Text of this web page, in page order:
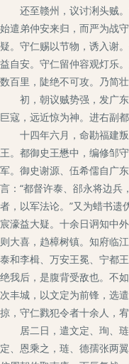
还至赣州，议讨浰头贼。
始遣弟仲安来归，而严为战
疑。守仁赐以节物，诱入谢
益自安。守仁留仲容观灯乐
数百里，陡绝不可攻。乃简
初，朝议贼势强，发广东
巨寇，远近惊为神。进右副
十四年六月，命勘福建叛
王。都御史王懋中，编修邹
军。御史谢源、伍希儒自广
言：“都督许泰、郤永将边
者，以军法论。”又为蜡书
宸濠益大疑。十余日诇知中
则大喜，趋樟树镇。知府临
泰和李楫、万安王冕、宁都
绝我后，是腹背受敌也。不
次丰城，以文定为前锋，选
掠，守仁戮犯令者十余人，
居二日，遣文定、珣、琏
定、恩乘之，琏、德孺张两